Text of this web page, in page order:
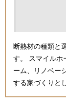
断熱材の種類と
す。 スマイルホ
ーム、リノベー
する家づくりと